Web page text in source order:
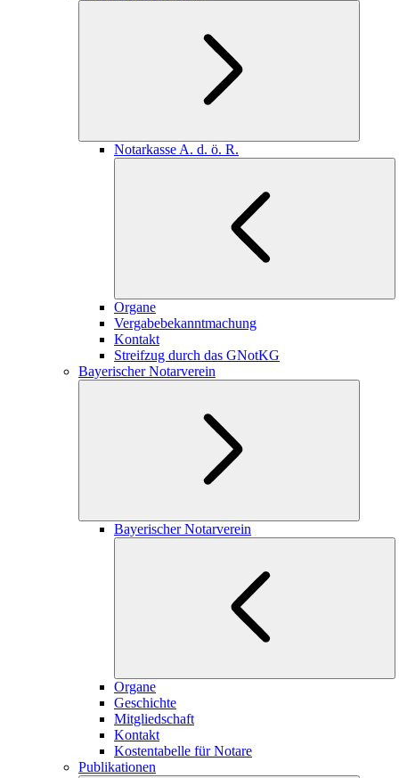
Notarkasse A. d. ö. R.
Organe
Vergabebekanntmachung
Kontakt
Streifzug durch das GNotKG
Bayerischer Notarverein
Bayerischer Notarverein
Organe
Geschichte
Mitgliedschaft
Kontakt
Kostentabelle für Notare
Publikationen